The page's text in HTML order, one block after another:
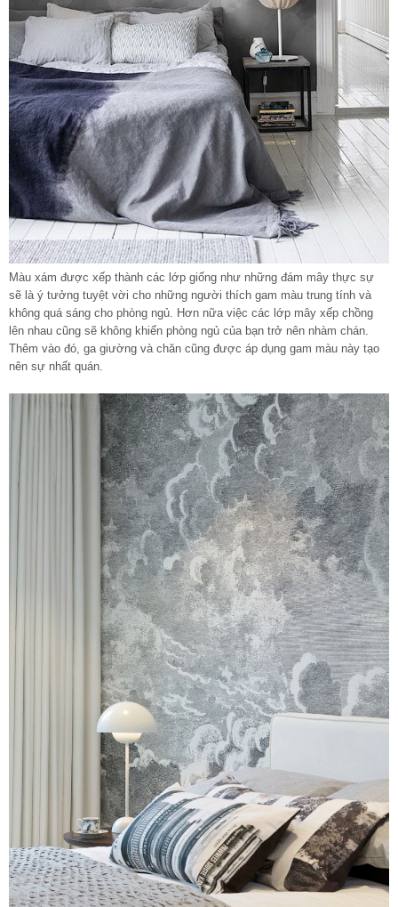
Màu xám được xếp thành các lớp giống như những đám mây thực sự
sẽ là ý tưởng tuyệt vời cho những người thích gam màu trung tính và
không quá sáng cho phòng ngủ. Hơn nữa việc các lớp mây xếp chồng
lên nhau cũng sẽ không khiến phòng ngủ của bạn trở nên nhàm chán.
Thêm vào đó, ga giường và chăn cũng được áp dụng gam màu này tạo
nên sự nhất quán.